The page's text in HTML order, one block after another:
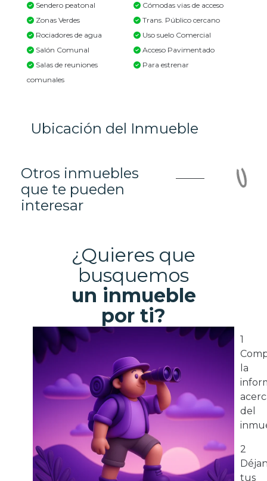
Sendero peatonal
Zonas Verdes
Rociadores de agua
Salón Comunal
Salas de reuniones
comunales
Cómodas vias de acceso
Trans. Público cercano
Uso suelo Comercial
Acceso Pavimentado
Para estrenar
Ubicación del Inmueble
Otros inmuebles
que te pueden
interesar
¿Quieres que
busquemos
un inmueble
por ti?
1
la
del
2
tus